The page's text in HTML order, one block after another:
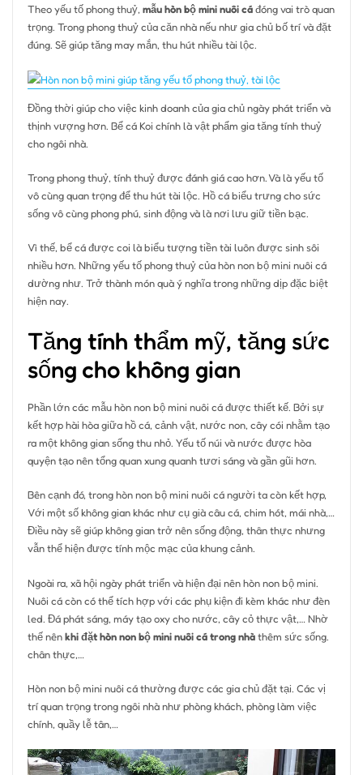
Theo yếu tố phong thuỷ, mẫu hòn bộ mini nuôi cáđóng vai trò quan
trọng. Trong phong thuỷ của căn nhà nếu như gia chủ bố trí và đặt
đúng. Sẽ giúp tăng may mắn, thu hút nhiều tài lộc.
Đồng thời giúp cho việc kinh doanh của gia chủ ngày phát triển và
thịnh vượng hơn. Bể cá Koi chính là vật phẩm gia tăng tính thuỷ
cho ngôi nhà.
Trong phong thuỷ, tính thuỷ được đánh giá cao hơn. Và là yếu tố
vô cùng quan trọng để thu hút tài lộc. Hồ cá biểu trưng cho sức
sống vô cùng phong phú, sinh động và là nơi lưu giữ tiền bạc.
Vì thế, bể cá được coi là biểu tượng tiền tài luôn được sinh sôi
nhiều hơn. Những yếu tố phong thuỷ của hòn non bộ mini nuôi cá
dường như. Trở thành món quà ý nghĩa trong những dịp đặc biệt
hiện nay.
Tăng tính thẩm mỹ, tăng sức
sống cho không gian
Phần lớn các mẫu hòn non bộ mini nuôi cá được thiết kế. Bởi sự
kết hợp hài hòa giữa hồ cá, cảnh vật, nước non, cây cói nhằm tạo
ra một không gian sống thu nhỏ. Yếu tố núi và nước được hòa
quyện tạo nên tổng quan xung quanh tươi sáng và gần gũi hơn.
Bên cạnh đó, trong hòn non bộ mini nuôi cá người ta còn kết hợp,
Với một số không gian khác như cụ già câu cá, chim hót, mái nhà,…
Điều này sẽ giúp không gian trở nên sống động, thân thực nhưng
vẫn thể hiện được tính mộc mạc của khung cảnh.
Ngoài ra, xã hội ngày phát triển và hiện đại nên hòn non bộ mini.
Nuôi cá còn có thể tích hợp với các phụ kiện đi kèm khác như đèn
led. Đá phát sáng, máy tạo oxy cho nước, cây cỏ thực vật,… Nhờ
thế nênkhi đặt hòn non bộ mini nuôi cá trong nhàthêm sức sống.
chân thực,…
Hòn non bộ mini nuôi cá thường được các gia chủ đặt tại. Các vị
trí quan trọng trong ngôi nhà như phòng khách, phòng làm việc
chính, quầy lễ tân,…